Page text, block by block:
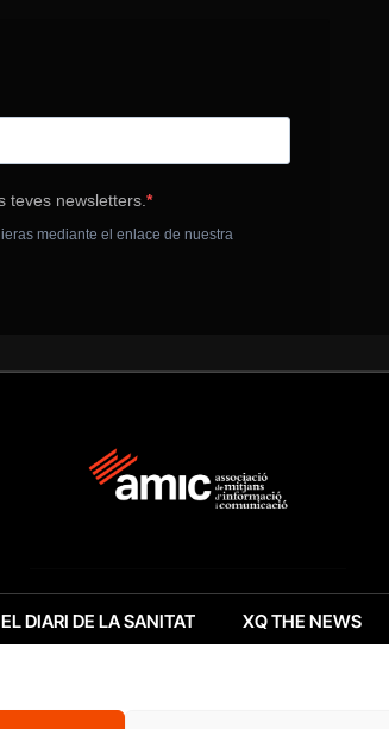
EL DIARI DE LA SANITAT XQ THE NEWS